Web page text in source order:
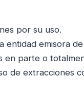
por su uso.
entidad emisora
en parte o
de extracciones